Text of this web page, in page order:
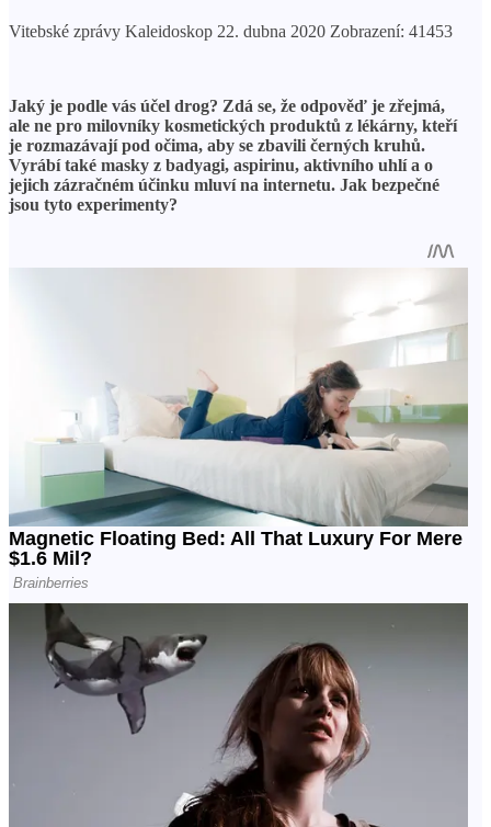
Vitebské zprávy Kaleidoskop 22. dubna 2020 Zobrazení: 41453
Jaký je podle vás účel drog? Zdá se, že odpověď je zřejmá,
ale ne pro milovníky kosmetických produktů z lékárny, kteří
je rozmazávají pod očima, aby se zbavili černých kruhů.
Vyrábí také masky z badyagi, aspirinu, aktivního uhlí a o
jejich zázračném účinku mluví na internetu. Jak bezpečné
jsou tyto experimenty?